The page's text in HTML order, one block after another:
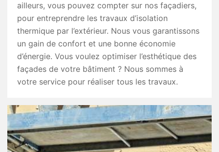
ailleurs, vous pouvez compter sur nos façadiers,
pour entreprendre les travaux d’isolation
thermique par l’extérieur. Nous vous garantissons
un gain de confort et une bonne économie
d’énergie. Vous voulez optimiser l’esthétique des
façades de votre bâtiment ? Nous sommes à
votre service pour réaliser tous les travaux.